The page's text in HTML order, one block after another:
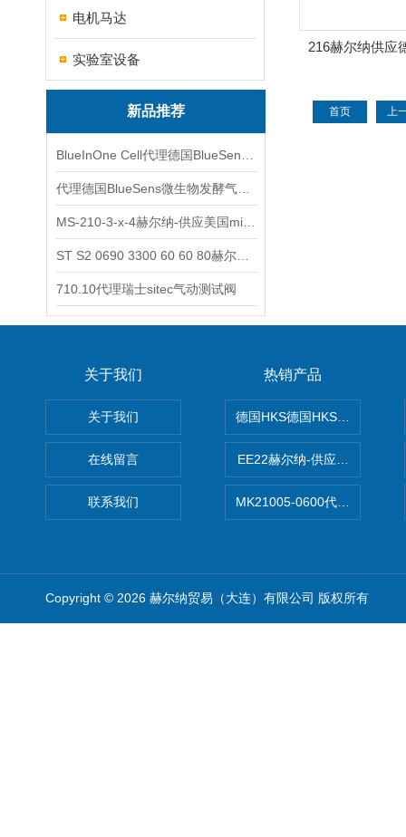
电机马达
实验室设备
新品推荐
710.10代理瑞士sitec气动测试阀
216赫尔纳供应
首页 上
关于我们
关于我们
在线留言
联系我们
热销产品
德国HKS德国HKS液压旋转摆
EE22赫尔纳-供应
MK21005-0600代理德国MK
Copyright © 2026 赫尔纳贸易（大连）有限公司 版权所有